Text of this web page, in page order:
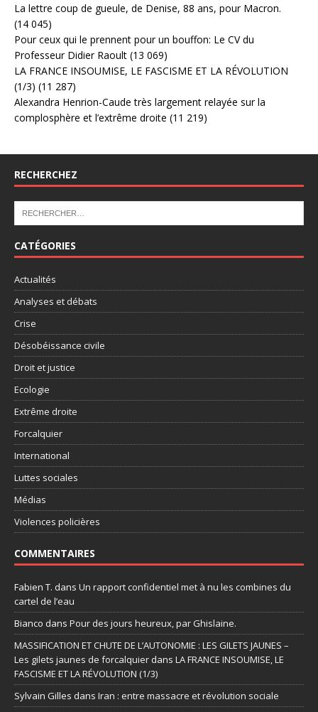
La lettre coup de gueule, de Denise, 88 ans, pour Macron.
(14 045)
Pour ceux qui le prennent pour un bouffon: Le CV du
Professeur Didier Raoult (13 069)
LA FRANCE INSOUMISE, LE FASCISME ET LA RÉVOLUTION
(1/3) (11 287)
Alexandra Henrion-Caude très largement relayée sur la
complosphère et l’extrême droite (11 219)
RECHERCHEZ
CATÉGORIES
Actualités
Analyses et débats
Crise
Désobéissance civile
Droit et justice
Ecologie
Extrême droite
Forcalquier
International
Luttes sociales
Médias
Violences policières
COMMENTAIRES
Fabien T. dans Un rapport confidentiel met à nu les combines du
cartel de l’eau
Bianco dans Pour des jours heureux, par Ghislaine.
MASSIFICATION ET CHUTE DE L’AUTONOMIE : LES GILETS JAUNES –
Les gilets jaunes de forcalquier dans LA FRANCE INSOUMISE, LE
FASCISME ET LA RÉVOLUTION (1/3)
Sylvain Gilles dans Iran : entre massacre et révolution sociale